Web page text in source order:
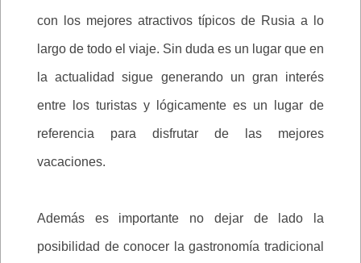
con los mejores atractivos típicos de Rusia a lo
largo de todo el viaje. Sin duda es un lugar que en
la actualidad sigue generando un gran interés
entre los turistas y lógicamente es un lugar de
referencia para disfrutar de las mejores
vacaciones.
Además es importante no dejar de lado la
posibilidad de conocer la gastronomía tradicional